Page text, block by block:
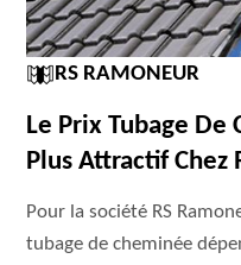
RS RAMONEUR
Le Prix Tubage De
Plus Attractif Chez
Pour la société RS
tubage de cheminée